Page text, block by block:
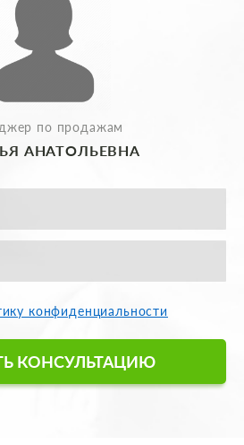
по продажам
АНАТОЛЬЕВНА
конфиденциальности
КОНСУЛЬТАЦИЮ